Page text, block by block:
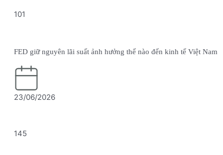
101
FED giữ nguyên lãi suất ảnh hưởng thế nào đến kinh tế Việt Nam
23/06/2026
145